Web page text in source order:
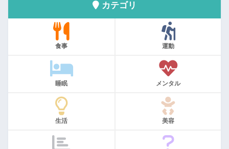
カテゴリ
食事 運動
睡眠 メンタル
生活 美容